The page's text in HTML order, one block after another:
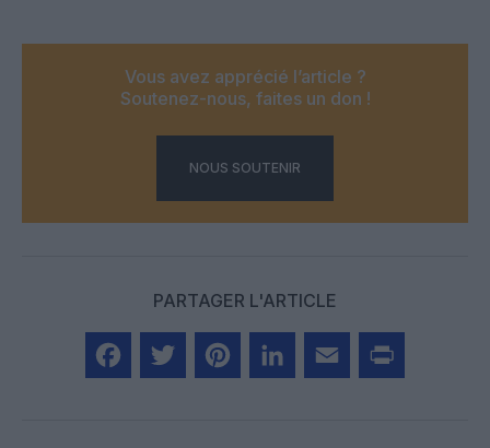
Vous avez apprécié l’article ?
Soutenez-nous, faites un don !
NOUS SOUTENIR
PARTAGER L'ARTICLE